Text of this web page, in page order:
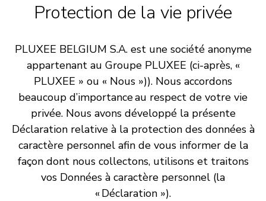
Protection de la vie privée
PLUXEE BELGIUM S.A. est une société anonyme
appartenant au Groupe PLUXEE (ci-après, «
PLUXEE » ou « Nous »)). Nous accordons
beaucoup d’importance au respect de votre vie
privée. Nous avons développé la présente
Déclaration relative à la protection des données à
caractère personnel afin de vous informer de la
façon dont nous collectons, utilisons et traitons
vos Données à caractère personnel (la
« Déclaration »).